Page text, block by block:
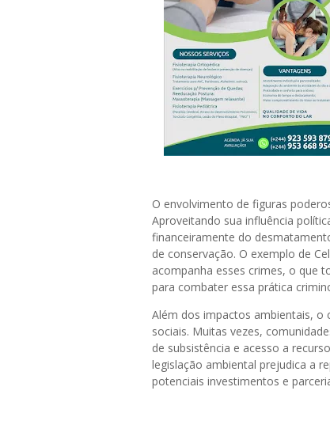
O envolvimento de figuras
Aproveitando sua influência
financeiramente do
de conservação. O exemplo de
acompanha esses crimes, o que
para combater essa prática
Além dos impactos ambientais, o
sociais. Muitas vezes,
de subsistência e acesso a
legislação ambiental prejudica a
potenciais investimentos e